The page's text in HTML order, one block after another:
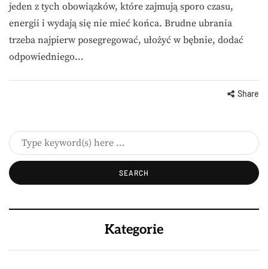
jeden z tych obowiązków, które zajmują sporo czasu,
energii i wydają się nie mieć końca. Brudne ubrania
trzeba najpierw posegregować, ułożyć w bębnie, dodać
odpowiedniego…
Share
Kategorie